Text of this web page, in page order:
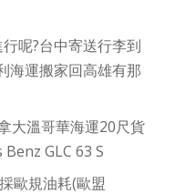
呢?台中寄送行李到
海運搬家回高雄有那
大溫哥華海運20尺貨
GLC 63 S
歐規油耗(歐盟